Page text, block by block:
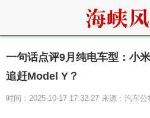
一句话点评9月纯电车型：小
追赶Model Y？
时间：2025-10-17 17:32:27 来源：汽车公